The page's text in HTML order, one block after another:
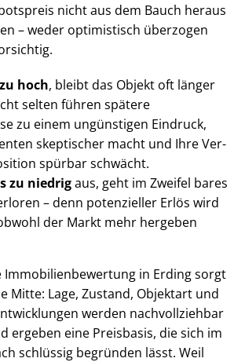
nicht aus dem Bauch heraus
– weder optimistisch überzogen
hoch, bleibt das Objekt oft länger
selten führen spätere
zu einem ungünstigen Eindruck,
skeptischer macht und Ihre Ver­
spürbar schwächt.
zu niedrigaus, geht im Zweifel bares
– denn potenzieller Erlös wird
der Markt mehr hergeben
Im­mo­bi­li­en­be­wer­tung in Erding sorgt
Mitte: Lage, Zustand, Objektart und
werden nachvollziehbar
ergeben eine Preisbasis, die sich im
schlüssig begründen lässt. Weil